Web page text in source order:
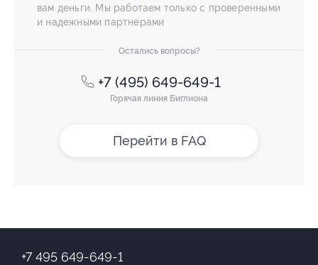
вам деньги. Мы работаем только с проверенными
и надежными партнерами
Остались вопросы?
+7 (495) 649-649-1
Горячая линия Биглиона
Перейти в FAQ
+7 495 649-649-1